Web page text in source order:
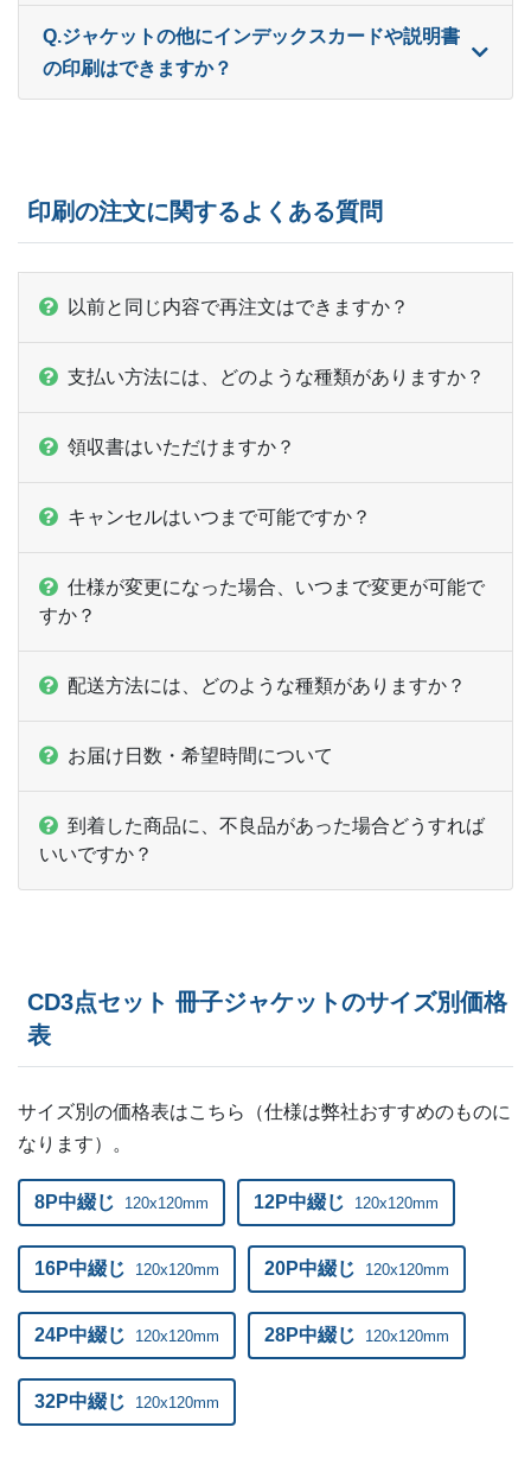
Q.ジャケットの他にインデックスカードや説明書
の印刷はできますか？
印刷の注文に関するよくある質問
以前と同じ内容で再注文はできますか？
支払い方法には、どのような種類がありますか？
領収書はいただけますか？
キャンセルはいつまで可能ですか？
仕様が変更になった場合、いつまで変更が可能で
すか？
配送方法には、どのような種類がありますか？
お届け日数・希望時間について
到着した商品に、不良品があった場合どうすれば
いいですか？
CD3点セット 冊子ジャケットのサイズ別価格
表
サイズ別の価格表はこちら（仕様は弊社おすすめのものに
なります）。
8P中綴じ 120x120mm 12P中綴じ 120x120mm
16P中綴じ 120x120mm 20P中綴じ 120x120mm
24P中綴じ 120x120mm 28P中綴じ 120x120mm
32P中綴じ 120x120mm